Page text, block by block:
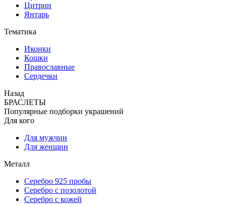
Цитрин
Янтарь
Тематика
Иконки
Кошки
Православные
Сердечки
Назад
БРАСЛЕТЫ
Популярные подборки украшений
Для кого
Для мужчин
Для женщин
Металл
Серебро 925 пробы
Серебро с позолотой
Серебро с кожей